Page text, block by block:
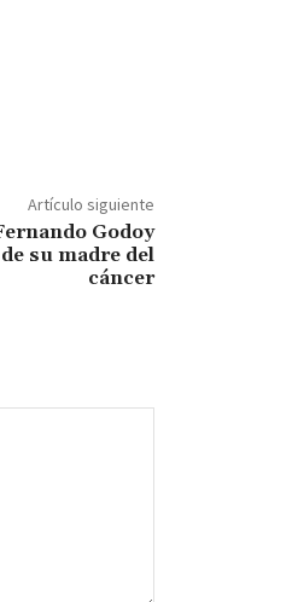
Artículo siguiente
Godoy
su madre del
cáncer